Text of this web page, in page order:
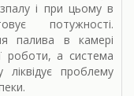
і при цьому в
потужності.
палива в камері
роботи, а система
проблему